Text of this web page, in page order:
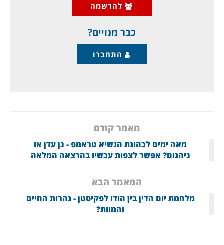
האיסלאמיסטים והטורקים נכנסו להלם, התוצאה
להרשמה
כבר מנויים?
התחברו
מאמר קודם
מאה ימים לכהונת הנשיא טראמפ - גן עדן או
גיהנום? אפשר לצפות עכשיו בהרצאה המלאה
המאמר הבא
מלחמת יום הדין בין הודו לפקיסטן - נהרות החיים
והמוות?